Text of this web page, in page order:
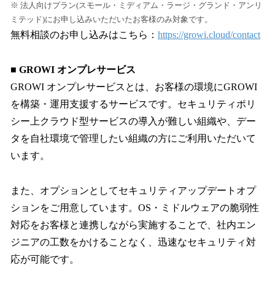
※ 法人向けプラン(スモール・ミディアム・ラージ・グランド・アンリ
ミテッド)にお申し込みいただいたお客様のみ対象です。
無料相談のお申し込みはこちら： https://growi.cloud/contact
■ GROWI オンプレサービス
GROWI オンプレサービスとは、お客様の環境にGROWI
を構築・運用支援するサービスです。セキュリティポリ
シー上クラウド型サービスの導入が難しい組織や、デー
タを自社環境で管理したい組織の方にご利用いただいて
います。
また、オプションとしてセキュリティアップデートオプ
ションをご用意しています。OS・ミドルウェアの脆弱性
対応をお客様と連携しながら実施することで、社内エン
ジニアの工数をかけることなく、迅速なセキュリティ対
応が可能です。